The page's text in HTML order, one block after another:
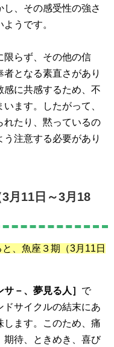
、その感受性の強さ
うです。
限らず、その他の信
となる素直さがあり
感に共感するため、不
ます。したがって、
れたり、黙っているの
注意する必要があり
月11日～3月18
、魚座３期
（3月11日
サ－、夢見る人］ で
サイクルの結末にあ
します。このため、痛
期待、ときめき、喜び